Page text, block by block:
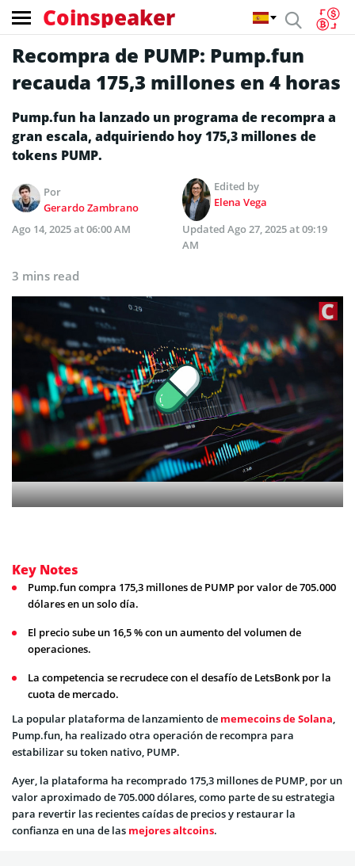
Coinspeaker
Recompra de PUMP: Pump.fun
recauda 175,3 millones en 4 horas
Pump.fun ha lanzado un programa de recompra a
gran escala, adquiriendo hoy 175,3 millones de
tokens PUMP.
Por
Gerardo Zambrano
Edited by
Elena Vega
Ago 14, 2025 at 06:00 AM
Updated Ago 27, 2025 at 09:19
AM
3 mins read
Key Notes
Pump.fun compra 175,3 millones de PUMP por valor de 705.000
dólares en un solo día.
El precio sube un 16,5 % con un aumento del volumen de
operaciones.
La competencia se recrudece con el desafío de LetsBonk por la
cuota de mercado.
La popular plataforma de lanzamiento de memecoins de Solana,
Pump.fun, ha realizado otra operación de recompra para
estabilizar su token nativo, PUMP.
Ayer, la plataforma ha recomprado 175,3 millones de PUMP, por un
valor aproximado de 705.000 dólares, como parte de su estrategia
para revertir las recientes caídas de precios y restaurar la
confianza en una de las mejores altcoins.